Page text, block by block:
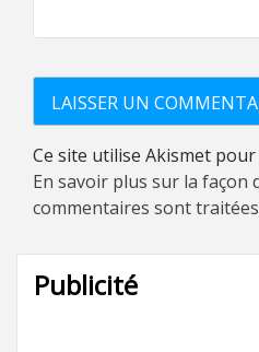
Ce site utilise Akismet
En savoir plus sur la façon
commentaires sont traitées
Publicité